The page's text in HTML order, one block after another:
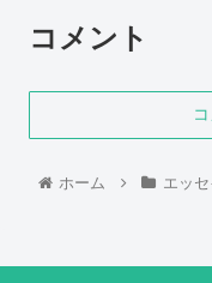
コメント
ホーム エッセ